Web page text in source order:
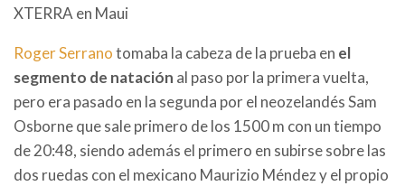
XTERRA en Maui
Roger Serranotomaba la cabeza de la prueba en el
segmento de natación al paso por la primera vuelta,
pero era pasado en la segunda por el neozelandés Sam
Osborne que sale primero de los 1500 m con un tiempo
de 20:48, siendo además el primero en subirse sobre las
dos ruedas con el mexicano Maurizio Méndez y el propio